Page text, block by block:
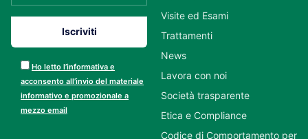
Ho letto l’informativa e
acconsento all’invio del materiale
informativo e promozionale a
mezzo email
Visite ed Esami
Trattamenti
News
Lavora con noi
Società trasparente
Etica e Compliance
Codice di Comportamento per